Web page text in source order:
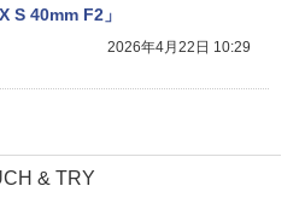
S 40mm F2」
2026年4月22日 10:29
& TRY